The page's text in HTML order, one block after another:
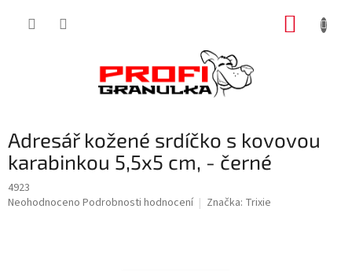
Adresář kožené srdíčko s kovovou
karabinkou 5,5x5 cm, - černé
4923
Průměrné
Neohodnoceno Podrobnosti hodnocení Značka: Trixie